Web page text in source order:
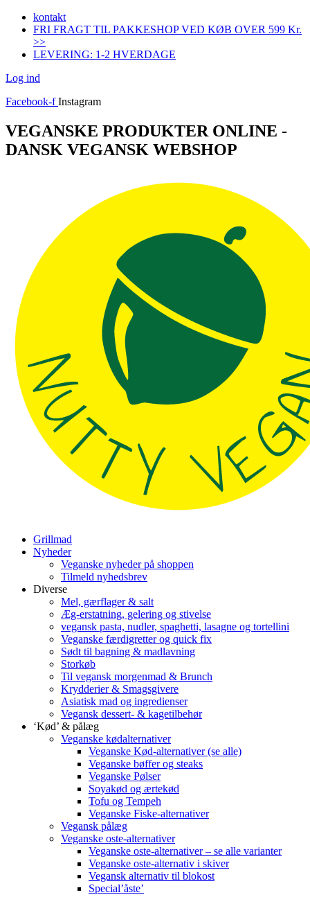
Videre
indhold
kontakt
FRI FRAGT TIL PAKKESHOP VED KØB OVER 599 Kr.
>>
LEVERING: 1-2 HVERDAGE
Log ind
Facebook-f Instagram
VEGANSKE PRODUKTER ONLINE -
DANSK VEGANSK WEBSHOP
Grillmad
Nyheder
Veganske nyheder på shoppen
Tilmeld nyhedsbrev
Diverse
Mel, gærflager & salt
Æg-erstatning, gelering og stivelse
vegansk pasta, nudler, spaghetti, lasagne og tortellini
Veganske færdigretter og quick fix
Sødt til bagning & madlavning
Storkøb
Til vegansk morgenmad & Brunch
Krydderier & Smagsgivere
Asiatisk mad og ingredienser
Vegansk dessert- & kagetilbehør
‘Kød’ & pålæg
Veganske kødalternativer
Veganske Kød-alternativer (se alle)
Veganske bøffer og steaks
Veganske Pølser
Soyakød og ærtekød
Tofu og Tempeh
Veganske Fiske-alternativer
Vegansk pålæg
Veganske oste-alternativer
Veganske oste-alternativer – se alle varianter
Veganske oste-alternativ i skiver
Vegansk alternativ til blokost
Special’åste’